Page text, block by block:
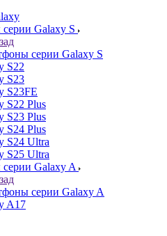
Galaxy S
серии Galaxy S
S22
S23
S23FE
S22 Plus
S23 Plus
S24 Plus
S24 Ultra
S25 Ultra
Galaxy A
серии Galaxy A
A17